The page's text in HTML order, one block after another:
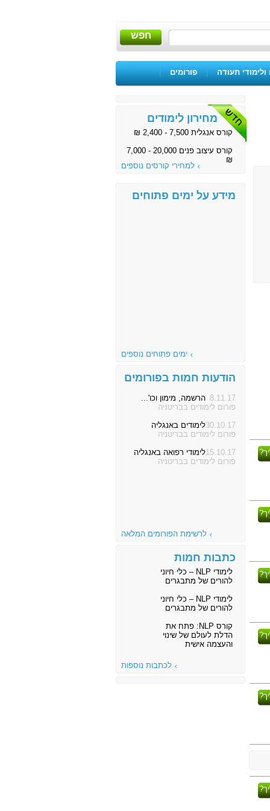
חפש
ולימודי תעודה | פורומים |
מחירון לימודים
קורס אנגלית 7,500 - 2,400 ₪
קורס עיצוב פנים 20,000 - 7,000
₪
למחירי קורסים נוספים
מידע על ימים פתוחים
ימים פתוחים נוספים
הודעות חמות בפורומים
8.11.17 הרשמה, מימון וכו'...
פורום לימודים בבריטניה
30.10.17לימודים באנגליה
פורום לימודים בבריטניה
15.10.17לימודי רפואה באנגליה
פורום לימודים בבריטניה
לרשימת הפורומים המלאה
כתבות חמות
לימודי NLP – כלי חיוני
להורים של מתבגרים
לימודי NLP – כלי חיוני
להורים של מתבגרים
קורס NLP: פתח את
הדלת לעולם של שינוי
והעצמה אישית
לכתבות נוספות